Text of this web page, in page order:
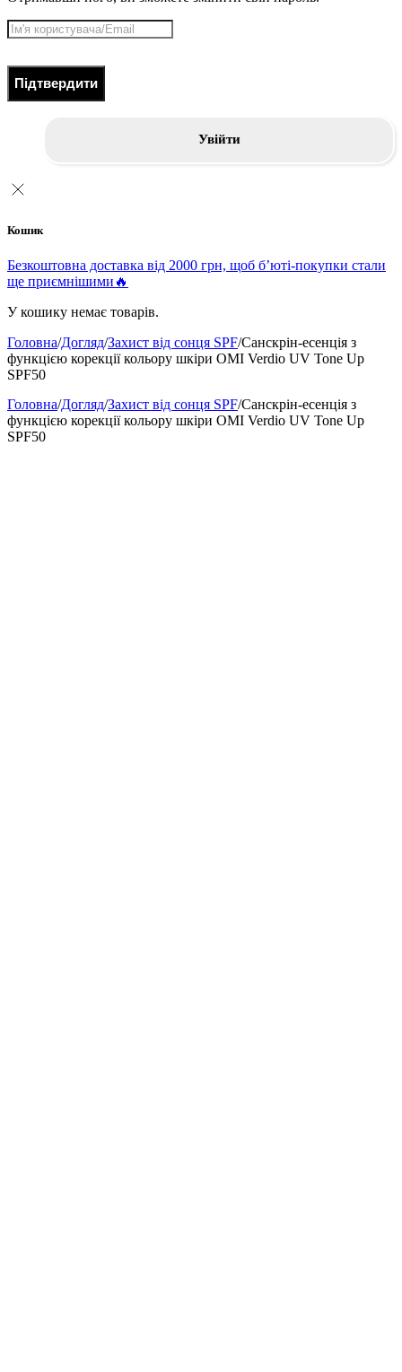
Підтвердити
Увійти
Кошик
Безкоштовна доставка від 2000 грн, щоб б’юті-покупки стали
ще приємнішими🔥
У кошику немає товарів.
Головна/Догляд/Захист від сонця SPF/Санскрін-есенція з
функцією корекції кольору шкіри OMI Verdio UV Tone Up
SPF50
Головна/Догляд/Захист від сонця SPF/Санскрін-есенція з
функцією корекції кольору шкіри OMI Verdio UV Tone Up
SPF50